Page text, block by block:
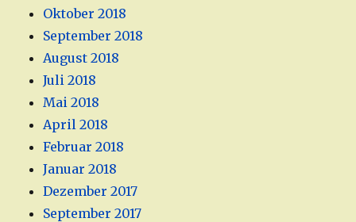
Oktober 2018
September 2018
August 2018
Juli 2018
Mai 2018
April 2018
Februar 2018
Januar 2018
Dezember 2017
September 2017